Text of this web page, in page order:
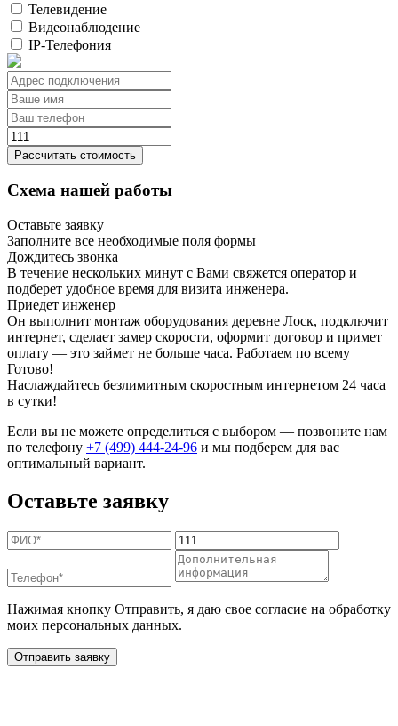
Телевидение
Видеонаблюдение
IP-Телефония
Рассчитать стоимость
Схема нашей работы
Оставьте заявку
Заполните все необходимые поля формы
Дождитесь звонка
В течение нескольких минут с Вами свяжется оператор и
подберет удобное время для визита инженера.
Приедет инженер
Он выполнит монтаж оборудования деревне Лоск, подключит
интернет, сделает замер скорости, оформит договор и примет
оплату — это займет не больше часа. Работаем по всему
Готово!
Наслаждайтесь безлимитным скоростным интернетом 24 часа
в сутки!
Если вы не можете определиться с выбором — позвоните нам
по телефону +7 (499) 444-24-96 и мы подберем для вас
оптимальный вариант.
Оставьте заявку
Нажимая кнопку Отправить, я даю свое согласие на обработку
моих персональных данных.
Отправить заявку